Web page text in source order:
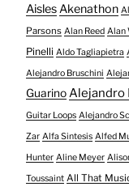
AislesAkenathon
Parsons Alan Reed Alan
Pinelli Aldo Tagliapietra
Alejandro Bruschini
GuarinoAlejandro
Guitar Loops Alejandro
Zar Alfa Sintesis Alfed
Hunter Aline Meyer
Toussaint All That